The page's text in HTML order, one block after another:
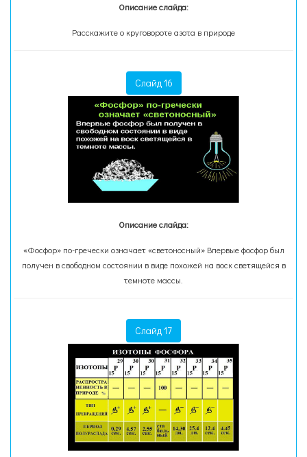
Описание слайда:
Расскажите о круговороте азота в природе
Слайд 16
Описание слайда:
«Фосфор» по-гречески означает «светоносный» Впервые фосфор был
получен в свободном состоянии в виде похожей на воск светящейся в
темноте массы.
Слайд 17